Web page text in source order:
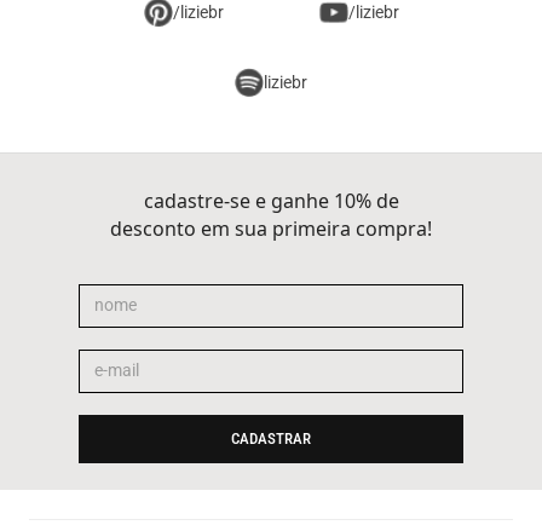
/liziebr /liziebr
liziebr
cadastre-se e ganhe 10% de
desconto em sua primeira compra!
CADASTRAR